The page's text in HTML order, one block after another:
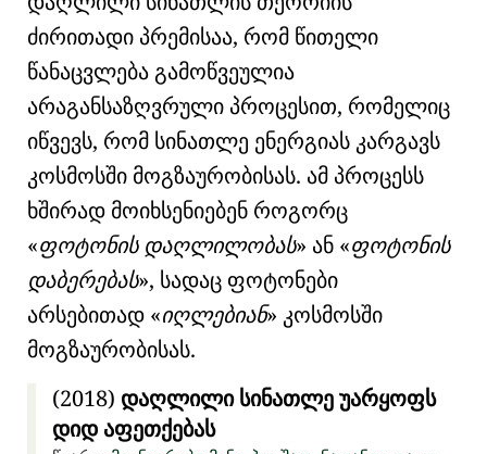
ძირითადი პრემისაა, რომ წითელი
წანაცვლება გამოწვეულია
არაგანსაზღვრული პროცესით, რომელიც
იწვევს, რომ სინათლე ენერგიას კარგავს
კოსმოსში მოგზაურობისას. ამ პროცესს
ხშირად მოიხსენიებენ როგორც
ფოტონის დაღლილობას ან
ფოტონის
დაბერებას , სადაც ფოტონები
არსებითად
იღლებიან კოსმოსში
მოგზაურობისას.
(2018) დაღლილი სინათლე უარყოფს
დიდ აფეთქებას